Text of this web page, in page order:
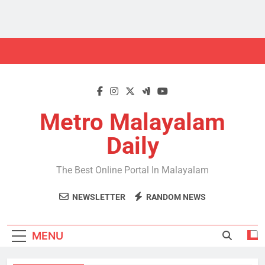
Metro Malayalam
Daily
The Best Online Portal In Malayalam
NEWSLETTER RANDOM NEWS
MENU